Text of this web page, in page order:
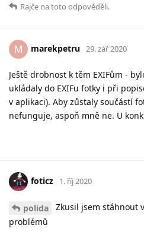
Rajče na toto odpověděli.
M marekpetru 29. zář 2020
Ještě drobnost k těm EXIFům -
ukládaly do EXIFu fotky i při
v aplikaci). Aby zůstaly součástí
nefunguje, aspoň mně ne. U
foticz 1. říj 2020
polida
Zkusil jsem stáhnout
problémů